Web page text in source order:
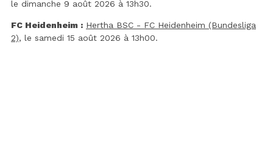
le dimanche 9 août 2026 à 13h30.
FC Heidenheim : Hertha BSC - FC Heidenheim (Bundesliga
2), le samedi 15 août 2026 à 13h00.